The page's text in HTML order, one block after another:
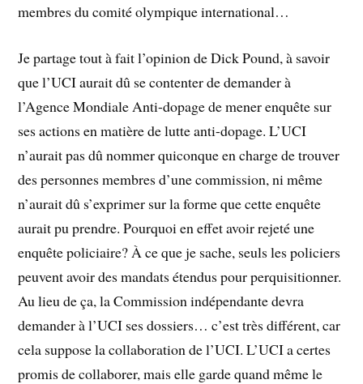
membres du comité olympique international…
Je partage tout à fait l’opinion de Dick Pound, à savoir
que l’UCI aurait dû se contenter de demander à
l’Agence Mondiale Anti-dopage de mener enquête sur
ses actions en matière de lutte anti-dopage. L’UCI
n’aurait pas dû nommer quiconque en charge de trouver
des personnes membres d’une commission, ni même
n’aurait dû s’exprimer sur la forme que cette enquête
aurait pu prendre. Pourquoi en effet avoir rejeté une
enquête policiaire? À ce que je sache, seuls les policiers
peuvent avoir des mandats étendus pour perquisitionner.
Au lieu de ça, la Commission indépendante devra
demander à l’UCI ses dossiers… c’est très différent, car
cela suppose la collaboration de l’UCI. L’UCI a certes
promis de collaborer, mais elle garde quand même le